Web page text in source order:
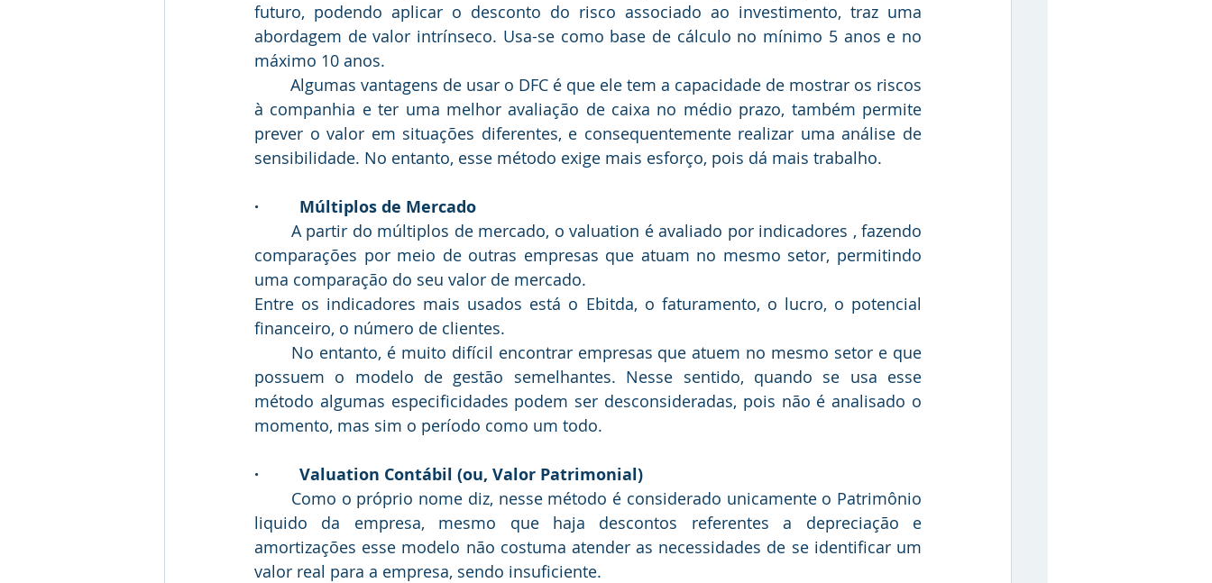
futuro, podendo aplicar o desconto do risco associado ao investimento, traz uma
abordagem de valor intrínseco. Usa-se como base de cálculo no mínimo 5 anos e no
máximo 10 anos.
à companhia e ter uma melhor avaliação de caixa no médio prazo, também permite
prever o valor em situações diferentes, e consequentemente realizar uma análise de
sensibilidade. No entanto, esse método exige mais esforço, pois dá mais trabalho.
·         Múltiplos de Mercado
comparações por meio de outras empresas que atuam no mesmo setor, permitindo
uma comparação do seu valor de mercado.
Entre os indicadores mais usados está o Ebitda, o faturamento, o lucro, o potencial
financeiro, o número de clientes.
possuem o modelo de gestão semelhantes. Nesse sentido, quando se usa esse
método algumas especificidades podem ser desconsideradas, pois não é analisado o
momento, mas sim o período como um todo.
·         Valuation Contábil (ou, Valor Patrimonial)
liquido da empresa, mesmo que haja descontos referentes a depreciação e
amortizações esse modelo não costuma atender as necessidades de se identificar um
valor real para a empresa, sendo insuficiente.